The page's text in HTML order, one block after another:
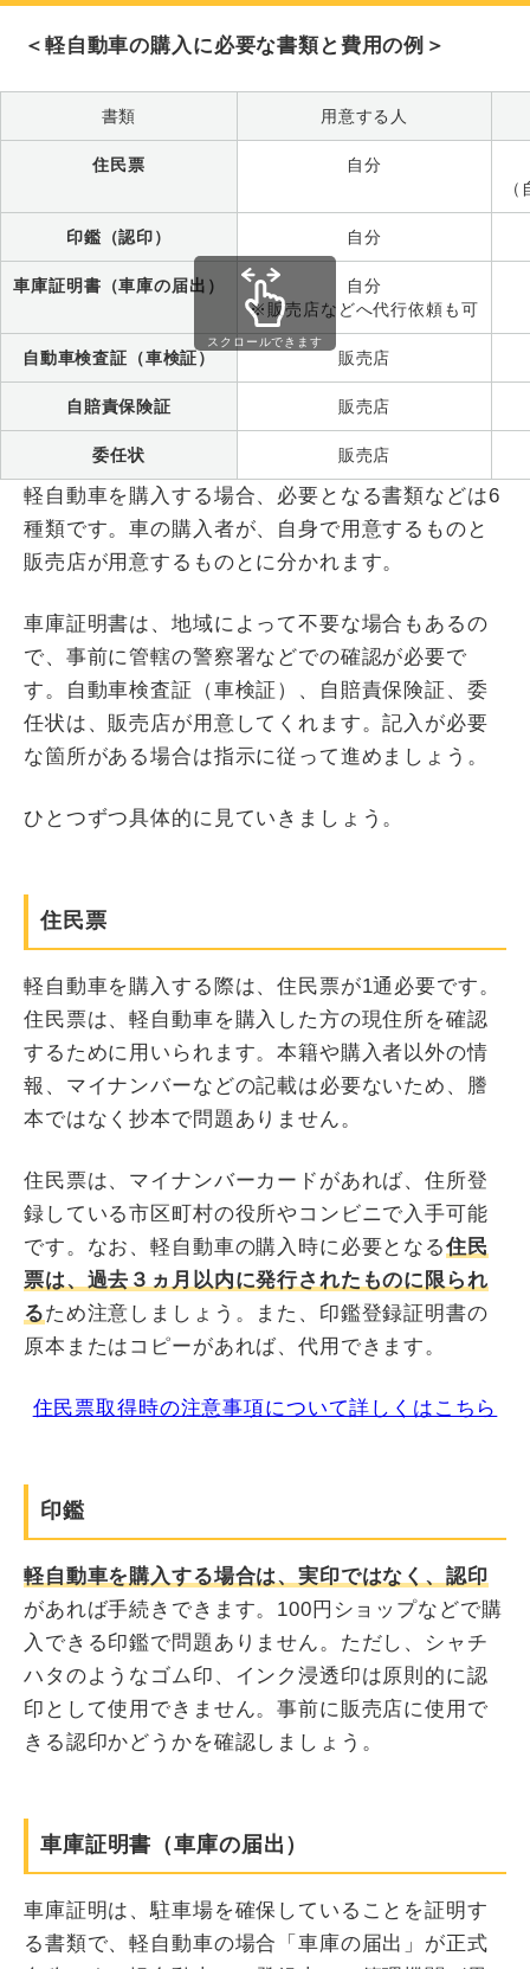
＜軽自動車の購入に必要な書類と費用の例＞
書類 用意する人
住民票
自分
印鑑（認印） 自分
車庫証明書（車庫の届出）
自分
※販売店などへ代行依頼も可
自動車検査証（車検証） 販売店
自賠責保険証 販売店
委任状 販売店
スクロールできます
軽自動車を購入する場合、必要となる書類などは6
種類です。車の購入者が、自身で用意するものと
販売店が用意するものとに分かれます。
車庫証明書は、地域によって不要な場合もあるの
で、事前に管轄の警察署などでの確認が必要で
す。自動車検査証（車検証）、自賠責保険証、委
任状は、販売店が用意してくれます。記入が必要
な箇所がある場合は指示に従って進めましょう。
ひとつずつ具体的に見ていきましょう。
住民票
軽自動車を購入する際は、住民票が1通必要です。
住民票は、軽自動車を購入した方の現住所を確認
するために用いられます。本籍や購入者以外の情
報、マイナンバーなどの記載は必要ないため、謄
本ではなく抄本で問題ありません。
住民票は、マイナンバーカードがあれば、住所登
録している市区町村の役所やコンビニで入手可能
です。なお、軽自動車の購入時に必要となる住民
票は、過去３ヵ月以内に発行されたものに限られ
るため注意しましょう。また、印鑑登録証明書の
原本またはコピーがあれば、代用できます。
住民票取得時の注意事項について詳しくはこちら
印鑑
軽自動車を購入する場合は、実印ではなく、認印
があれば手続きできます。100円ショップなどで購
入できる印鑑で問題ありません。ただし、シャチ
ハタのようなゴム印、インク浸透印は原則的に認
印として使用できません。事前に販売店に使用で
きる認印かどうかを確認しましょう。
車庫証明書（車庫の届出）
車庫証明は、駐車場を確保していることを証明す
る書類で、軽自動車の場合「車庫の届出」が正式